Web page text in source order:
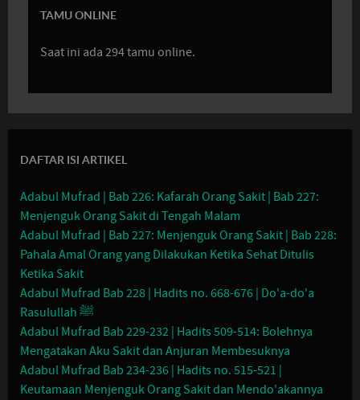
TAMU ONLINE
Saat ini ada 294 tamu online.
DAFTAR ISI ARTIKEL
Adabul Mufrad | Bab 226: Kafarah Orang Sakit | Bab 227:
Menjenguk Orang Sakit di Tengah Malam
Adabul Mufrad | Bab 227: Menjenguk Orang Sakit | Bab 228:
Pahala Amal Orang yang Dilakukan Ketika Sehat Ditulis
Ketika Sakit
Adabul Mufrad Bab 228 | Hadits no. 668-676 | Do'a-do'a
Rasulullah ﷺ
Adabul Mufrad Bab 229-232 | Hadits 509-514: Bolehnya
Mengatakan Aku Sakit dan Anjuran Membesuknya
Adabul Mufrad Bab 234-236 | Hadits no. 515-521 |
Keutamaan Menjenguk Orang Sakit dan Mendo'akannya